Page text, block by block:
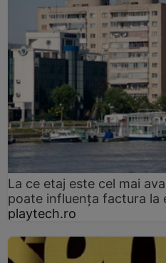
La ce etaj este cel mai
poate influența factura la
playtech.ro